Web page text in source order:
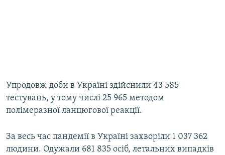
Упродовж доби в Україні здійснили 43 585
тестувань, у тому числі 25 965 методом
полімеразної ланцюгової реакції.
За весь час пандемії в Україні захворіли 1 037 362
людини. Одужали 681 835 осіб, летальних випадків